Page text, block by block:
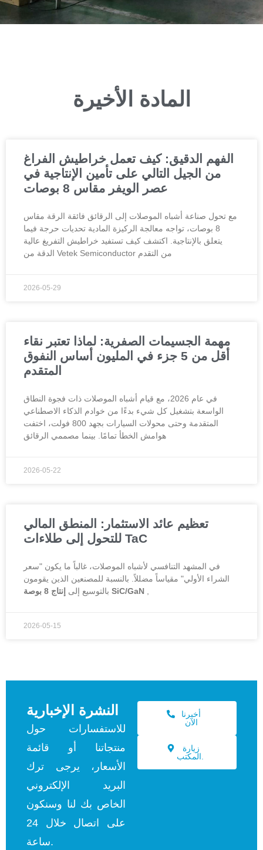
المادة الأخيرة
الفهم الدقيق: كيف تعمل خراطيش الفراغ
من الجيل التالي على تأمين الإنتاجية في
عصر الويفر مقاس 8 بوصات
مع تحول صناعة أشباه الموصلات إلى الرقائق فائقة الرقة مقاس
8 بوصات، تواجه معالجة الركيزة المادية تحديات حرجة فيما
يتعلق بالإنتاجية. اكتشف كيف تستفيد خراطيش التفريغ عالية
2026-05-29
مهمة الجسيمات الصفرية: لماذا تعتبر نقاء
أقل من 5 جزء في المليون أساس النفوق
المتقدم
في عام 2026، مع قيام أشباه الموصلات ذات فجوة النطاق
الواسعة بتشغيل كل شيء بدءًا من خوادم الذكاء الاصطناعي
المتقدمة وحتى محولات السيارات بجهد 800 فولت، اختفت
2026-05-22
تعظيم عائد الاستثمار: المنطق المالي
للتحول إلى طلاءات TaC
في المشهد التنافسي لأشباه الموصلات، غالباً ما يكون "سعر
الشراء الأولي" مقياساً مضللاً. بالنسبة للمصنعين الذين يقومون
بالتوسيع إلى إنتاج 8 بوصة SiC/GaN
2026-05-15
النشرة الإخبارية
للاستفسارات حول
منتجاتنا أو قائمة
الأسعار، يرجى ترك
البريد الإلكتروني
الخاص بك لنا وسنكون
على اتصال خلال 24
ساعة.
أخبرنا
الآن
زيارة